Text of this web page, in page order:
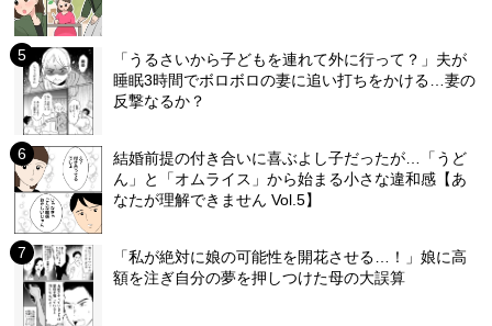
「うるさいから子どもを連れて外に行って？」夫が
睡眠3時間でボロボロの妻に追い打ちをかける…妻の
反撃なるか？
結婚前提の付き合いに喜ぶよし子だったが…「うど
ん」と「オムライス」から始まる小さな違和感【あ
なたが理解できません Vol.5】
「私が絶対に娘の可能性を開花させる…！」娘に高
額を注ぎ自分の夢を押しつけた母の大誤算